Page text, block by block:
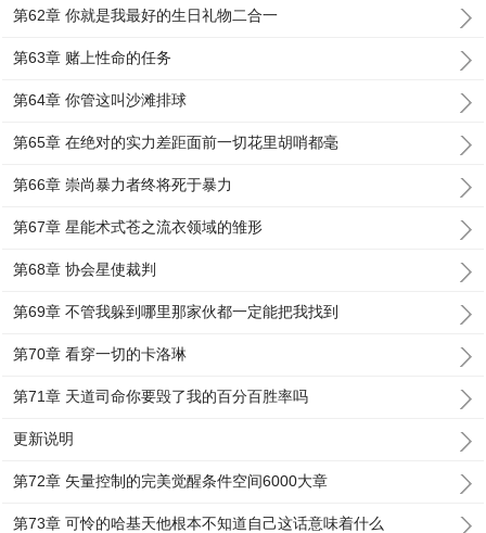
第62章 你就是我最好的生日礼物二合一
第63章 赌上性命的任务
第64章 你管这叫沙滩排球
第65章 在绝对的实力差距面前一切花里胡哨都毫
第66章 崇尚暴力者终将死于暴力
第67章 星能术式苍之流衣领域的雏形
第68章 协会星使裁判
第69章 不管我躲到哪里那家伙都一定能把我找到
第70章 看穿一切的卡洛琳
第71章 天道司命你要毁了我的百分百胜率吗
更新说明
第72章 矢量控制的完美觉醒条件空间6000大章
第73章 可怜的哈基天他根本不知道自己这话意味着什么